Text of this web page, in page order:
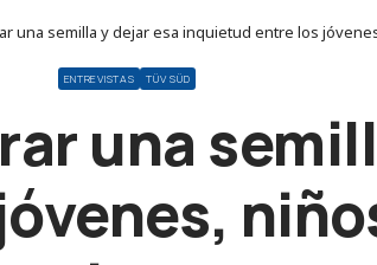
ENTREVISTAS TÜV SÜD
una